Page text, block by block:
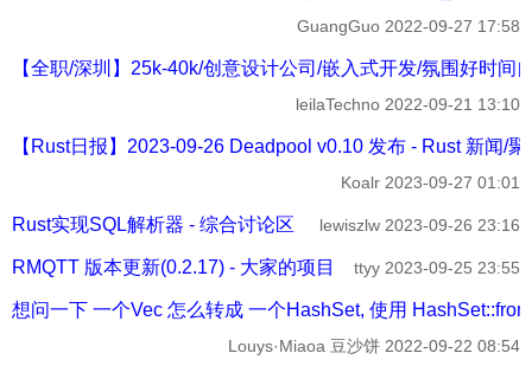
GuangGuo 2022-09-27 17:58
【全职/深圳】25k-40k/创意设计公司/嵌入式开发/氛围好时间
leilaTechno 2022-09-21 13:10
【Rust日报】2023-09-26 Deadpool v0.10 发布 - Rust 新闻/聚
Koalr 2023-09-27 01:01
Rust实现SQL解析器 - 综合讨论区 lewiszlw 2023-09-26 23:16
RMQTT 版本更新(0.2.17) - 大家的项目 ttyy 2023-09-25 23:55
想问一下 一个Vec 怎么转成 一个HashSet, 使用
Louys·Miaoa 豆沙饼 2022-09-22 08:54